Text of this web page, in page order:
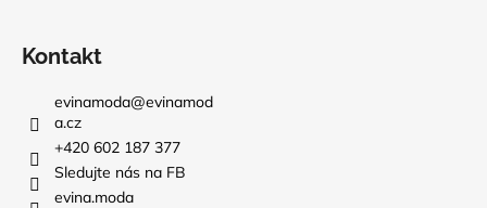
Kontakt
evinamoda@evinamod
a.cz
+420 602 187 377
Sledujte nás na FB
evina.moda